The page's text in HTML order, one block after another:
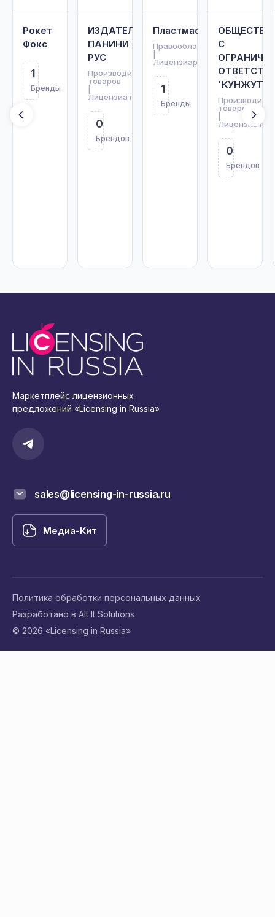
Рокет
Фокс
1
Бренды
ИЗДАТЕЛЬСТВО
ПАНИНИ
РУС
Производитель
товаров
Лицензиат
0
Брендов
Пластмастер
Правообладатель
Лицензиар
1
Бренды
ОБЩЕСТВО
С
'КУНЖУТ'
товаров
Лицензиат
0
Брендов
Маркетплейс лицензионных
предложений «Licensing in Russia»
sales@licensing-in-russia.ru
Медиа-Кит
© 2026 «Licensing in Russia»
Политика обработки персональных данных
Разработано в Alt It Solutions